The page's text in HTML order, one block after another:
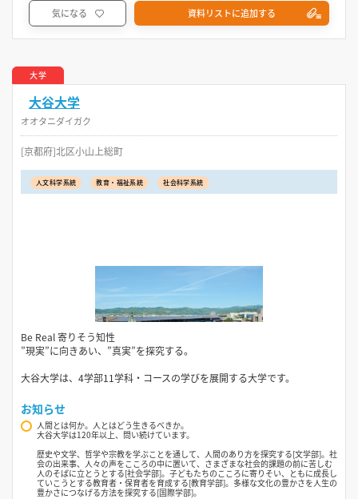
気になる 資料リストに追加する
大学
大谷大学
オオタニダイガク
[京都府]北区小山上総町
人文科学系統 教育・福祉系統 社会科学系統
Be Real 寄りそう知性
”現実”に向きあい、”真実”を探究する。
大谷大学は、4学部11学科・コースの学びを展開する大学です。
お知らせ
人間とは何か。人とはどう生きるべきか。
大谷大学は120年以上、問い続けています。
歴史や文学、哲学や宗教を学ぶことを通して、人間のあり方を探究する[文学部]。社
会の出来事、人々の声をこころの中に置いて、さまざまな社会的課題の前に苦しむ
人のそばに立とうとする[社会学部]。子どもたちのこころに寄りそい、ともに成長し
ていこうとする教育者・保育者を育成する[教育学部]。多様な文化の豊かさを人生の
豊かさにつなげる方法を探究する[国際学部]。